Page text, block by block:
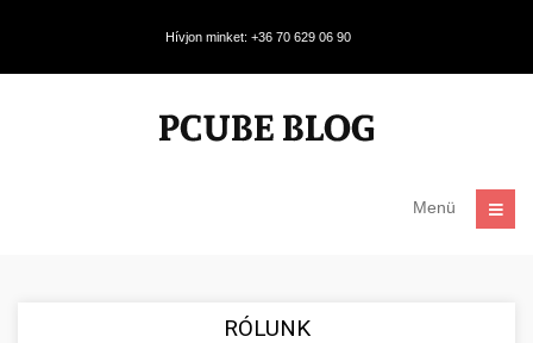
Hívjon minket: +36 70 629 06 90
Menü
RÓLUNK